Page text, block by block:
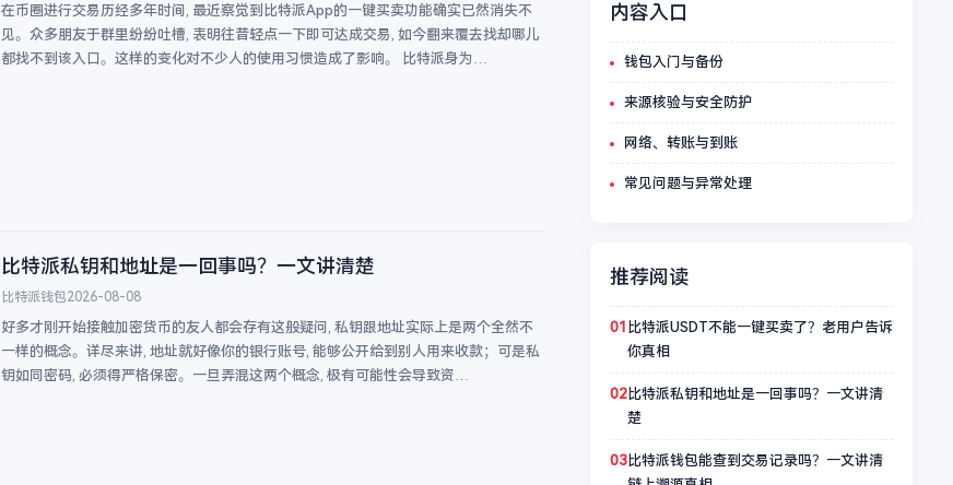
在币圈进行交易历经多年时间, 最近察觉到比特派App的一键买卖功能确实已然消失不
见。众多朋友于群里纷纷吐槽, 表明往昔轻点一下即可达成交易, 如今翻来覆去找却哪儿
都找不到该入口。这样的变化对不少人的使用习惯造成了影响。 比特派身为…
比特派私钥和地址是一回事吗？一文讲清楚
比特派钱包2026-08-08
好多才刚开始接触加密货币的友人都会存有这般疑问, 私钥跟地址实际上是两个全然不
一样的概念。详尽来讲, 地址就好像你的银行账号, 能够公开给到别人用来收款；可是私
钥如同密码, 必须得严格保密。一旦弄混这两个概念, 极有可能性会导致资…
内容入口
钱包入门与备份
来源核验与安全防护
网络、转账与到账
常见问题与异常处理
推荐阅读
01 比特派USDT不能一键买卖了？老用户告诉
你真相
02比特派私钥和地址是一回事吗？一文讲清
楚
03比特派钱包能查到交易记录吗？一文讲清